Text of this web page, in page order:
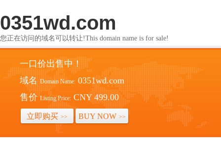
0351wd.com
您正在访问的域名可以转让!This domain name is for sale!
一口价出售中！
域名 Domain Name: 0351wd.com
售价 Listing Price: CNY 499.00
立即购买 >> BUY NOW >>